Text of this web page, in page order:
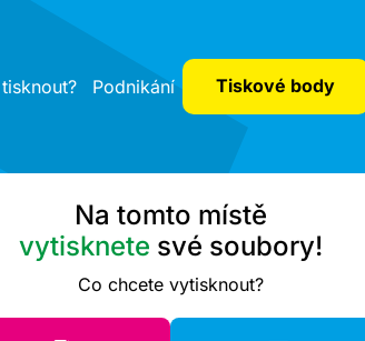
Podnikání Tiskové body
Na tomto místě
vytisknete své soubory!
Co chcete vytisknout?